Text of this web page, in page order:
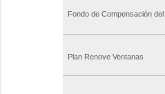
Fondo de Compensación
Plan Renove Ventanas